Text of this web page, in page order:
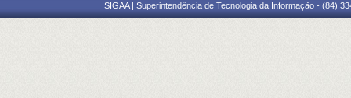
SIGAA | Superintendência de Tecnologia da Informação - (84)